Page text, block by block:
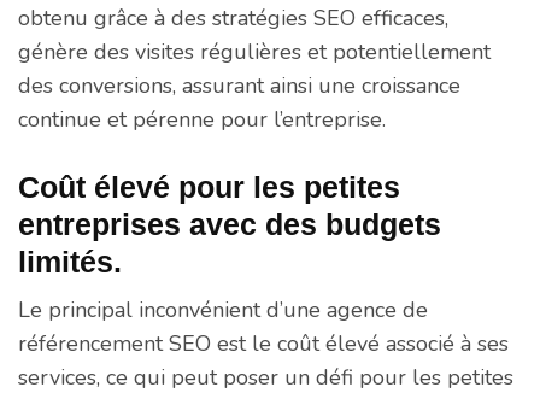
obtenu grâce à des stratégies SEO efficaces,
génère des visites régulières et potentiellement
des conversions, assurant ainsi une croissance
continue et pérenne pour l’entreprise.
Coût élevé pour les petites
entreprises avec des budgets
limités.
Le principal inconvénient d’une agence de
référencement SEO est le coût élevé associé à ses
services, ce qui peut poser un défi pour les petites